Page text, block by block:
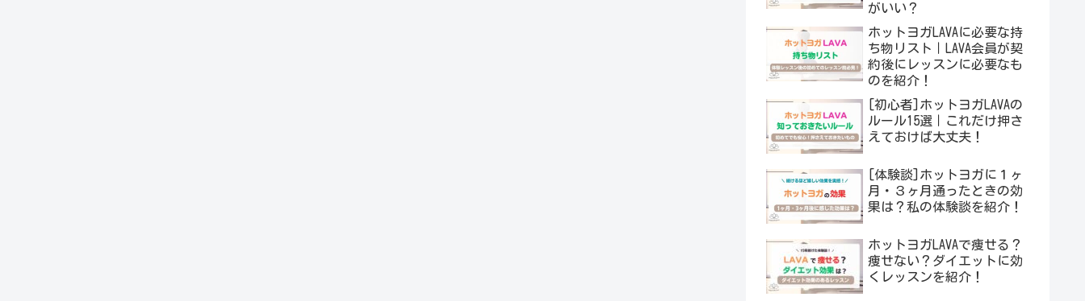
がいい？
ホットヨガLAVAに必要な持
ち物リスト｜LAVA会員が契
約後にレッスンに必要なも
のを紹介！
[初心者]ホットヨガLAVAの
ルール15選｜これだけ押さ
えておけば大丈夫！
[体験談]ホットヨガに１ヶ
月・３ヶ月通ったときの効
果は？私の体験談を紹介！
ホットヨガLAVAで痩せる？
痩せない？ダイエットに効
くレッスンを紹介！